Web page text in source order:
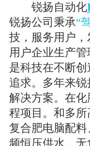
锐扬自动化
锐扬公司秉承“
技，服务用户
用户企业生产
是科技在不断
追求。多年来
解决方案。在
程项目。和多
复合肥电脑配
频恒压供水、